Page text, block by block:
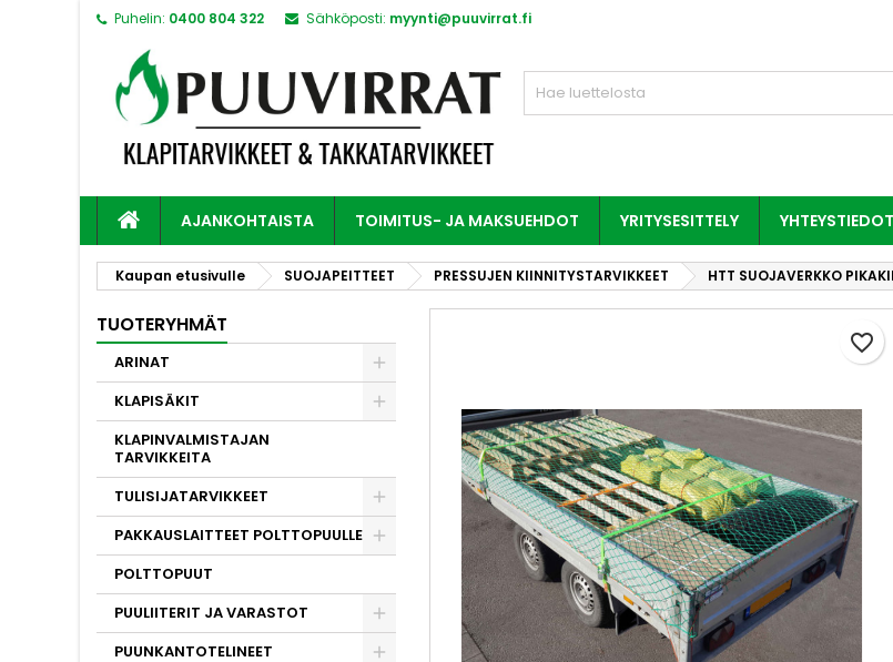
Puhelin: 0400 804 322 Sähköposti: myynti@puuvirrat.fi
AJANKOHTAISTA TOIMITUS- JA MAKSUEHDOT YRITYSESITTELY YHTEYSTIEDOT
Kaupan etusivulle SUOJAPEITTEET PRESSUJEN KIINNITYSTARVIKKEET HTT SUOJAVERKKO
TUOTERYHMÄT
ARINAT
KLAPISÄKIT
KLAPINVALMISTAJAN
TARVIKKEITA
TULISIJATARVIKKEET
PAKKAUSLAITTEET POLTTOPUULLE
POLTTOPUUT
PUULIITERIT JA VARASTOT
PUUNKANTOTELINEET
favorite_border